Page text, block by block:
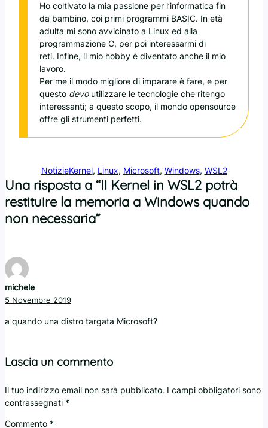
Ho coltivato la mia passione per l’informatica fin
da bambino, coi primi programmi BASIC. In età
adulta mi sono avvicinato a Linux ed alla
programmazione C, per poi interessarmi di
reti. Infine, il mio hobby è diventato anche il mio
lavoro.
Per me il modo migliore di imparare è fare, e per
questo devoutilizzare le tecnologie che ritengo
interessanti; a questo scopo, il mondo opensource
offre gli strumenti perfetti.
NotizieKernel, Linux, Microsoft, Windows, WSL2
Una risposta a “Il Kernel in WSL2 potrà
restituire la memoria a Windows quando
non necessaria”
michele
5 Novembre 2019
a quando una distro targata Microsoft?
Lascia un commento
Il tuo indirizzo email non sarà pubblicato. I campi obbligatori sono
contrassegnati *
Commento *